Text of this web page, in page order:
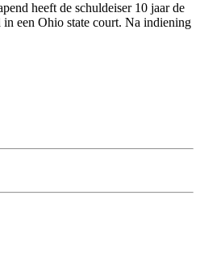
heeft de schuldeiser 10 jaar de
een Ohio state court. Na indiening